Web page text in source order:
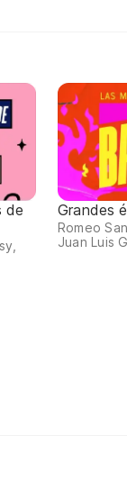
de
Grandes
Romeo
Juan Luis